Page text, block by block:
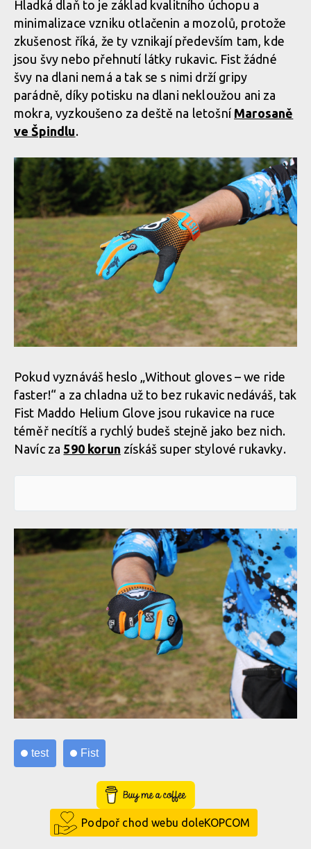
Hladká dlaň to je základ kvalitního úchopu a
minimalizace vzniku otlačenin a mozolů, protože
zkušenost říká, že ty vznikají především tam, kde
jsou švy nebo přehnutí látky rukavic. Fist žádné
švy na dlani nemá a tak se s nimi drží gripy
parádně, díky potisku na dlani nekloužou ani za
mokra, vyzkoušeno za deště na letošní Marosaně
ve Špindlu.
Pokud vyznáváš heslo „Without gloves – we ride
faster!“ a za chladna už to bez rukavic nedáváš, tak
Fist Maddo Helium Glove jsou rukavice na ruce
téměř necítíš a rychlý budeš stejně jako bez nich.
Navíc za 590 korun získáš super stylové rukavky.
test Fist
Buy Me a Coffee
Podpoř chod webu doleKOPCOM